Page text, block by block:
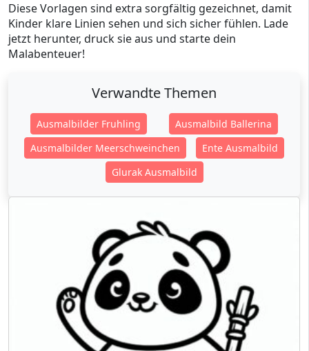
Diese Vorlagen sind extra sorgfältig gezeichnet, damit
Kinder klare Linien sehen und sich sicher fühlen. Lade
jetzt herunter, druck sie aus und starte dein
Malabenteuer!
Verwandte Themen
Ausmalbilder Fruhling
Ausmalbild Ballerina
Ausmalbilder Meerschweinchen
Ente Ausmalbild
Glurak Ausmalbild